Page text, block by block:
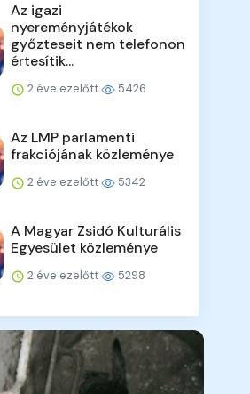
Az igazi
nyereményjátékok
győzteseit nem telefonon
értesítik...
2 éve ezelőtt 5426
Az LMP parlamenti
frakciójának közleménye
2 éve ezelőtt 5342
A Magyar Zsidó Kulturális
Egyesület közleménye
2 éve ezelőtt 5298